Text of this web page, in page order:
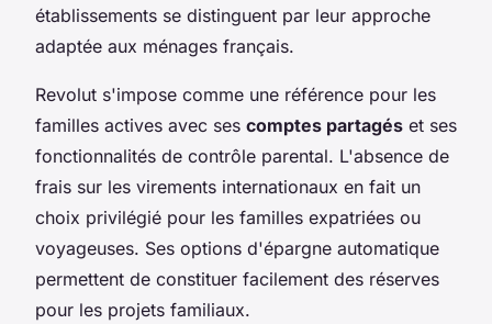
établissements se distinguent par leur approche
adaptée aux ménages français.
Revolut s'impose comme une référence pour les
familles actives avec ses comptes partagés et ses
fonctionnalités de contrôle parental. L'absence de
frais sur les virements internationaux en fait un
choix privilégié pour les familles expatriées ou
voyageuses. Ses options d'épargne automatique
permettent de constituer facilement des réserves
pour les projets familiaux.